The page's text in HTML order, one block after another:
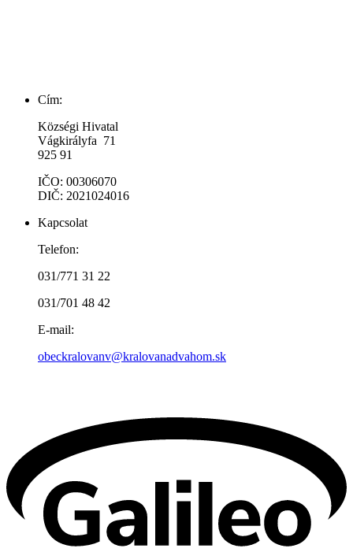
Cím:
Községi Hivatal
Vágkirályfa 71
925 91
IČO: 00306070
DIČ: 2021024016
Kapcsolat
Telefon:
031/771 31 22
031/701 48 42
E-mail:
obeckralovanv@kralovanadvahom.sk